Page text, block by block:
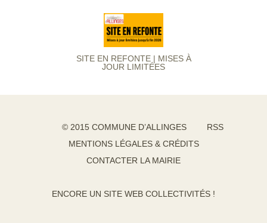
SITE EN REFONTE | MISES À
JOUR LIMITÉES
© 2015 COMMUNE D’ALLINGES
RSS
MENTIONS LÉGALES & CRÉDITS
CONTACTER LA MAIRIE
ENCORE UN SITE WEB COLLECTIVITÉS !